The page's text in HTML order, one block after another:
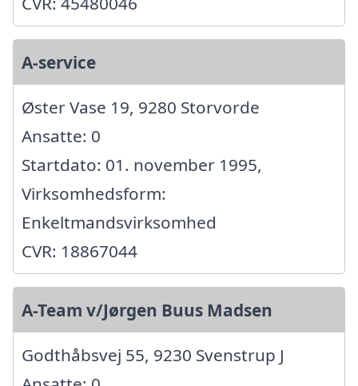
A-service
Øster Vase 19, 9280 Storvorde
Ansatte: 0
Startdato: 01. november 1995,
Virksomhedsform:
Enkeltmandsvirksomhed
CVR: 18867044
A-Team v/Jørgen Buus Madsen
Godthåbsvej 55, 9230 Svenstrup J